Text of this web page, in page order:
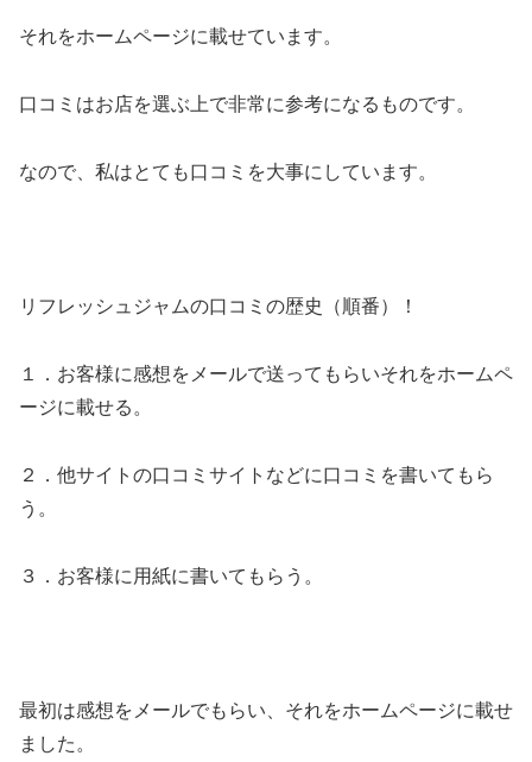
それをホームページに載せています。
口コミはお店を選ぶ上で非常に参考になるものです。
なので、私はとても口コミを大事にしています。
リフレッシュジャムの口コミの歴史（順番）！
１．お客様に感想をメールで送ってもらいそれをホームペ
ージに載せる。
２．他サイトの口コミサイトなどに口コミを書いてもら
う。
３．お客様に用紙に書いてもらう。
最初は感想をメールでもらい、それをホームページに載せ
ました。